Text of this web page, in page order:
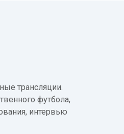
трансляции.
футбола,
интервью